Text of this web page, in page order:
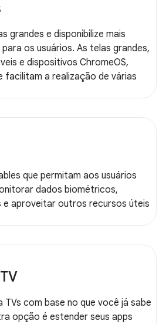
grandes e disponibilize mais
os usuários. As telas grandes,
e dispositivos ChromeOS,
a realização de várias
que permitam aos usuários
dados biométricos,
aproveitar outros recursos úteis
TVs com base no que você já sabe
opção é estender seus apps